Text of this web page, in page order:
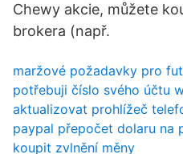
Chewy akcie, můžete
brokera (např.
maržové požadavky pro
potřebuji číslo svého účtu
aktualizovat prohlížeč
paypal přepočet dolaru na
koupit zvlnění měny